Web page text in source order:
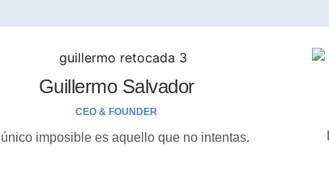
Guillermo Salvador
CEO & FOUNDER
único imposible es aquello que no intentas.